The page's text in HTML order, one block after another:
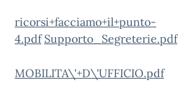
ricorsi+facciamo+il+punto-
4.pdf Supporto_Segreterie.pdf
MOBILITA\'+D\'UFFICIO.pdf